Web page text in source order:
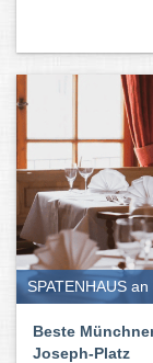
SPATENHAUS
Beste
Joseph-Platz